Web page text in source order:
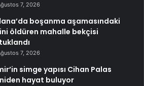
7, 2026
boşanma aşamasındaki
öldüren mahalle bekçisi
7, 2026
simge yapısı Cihan Palas
hayat buluyor